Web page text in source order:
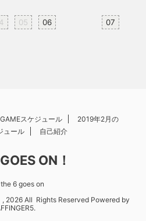
05 06
07
スケジュール
2019年2月の
ュール
自己紹介
ON！
6 goes on
2026 All Rights Reserved Powered by
.